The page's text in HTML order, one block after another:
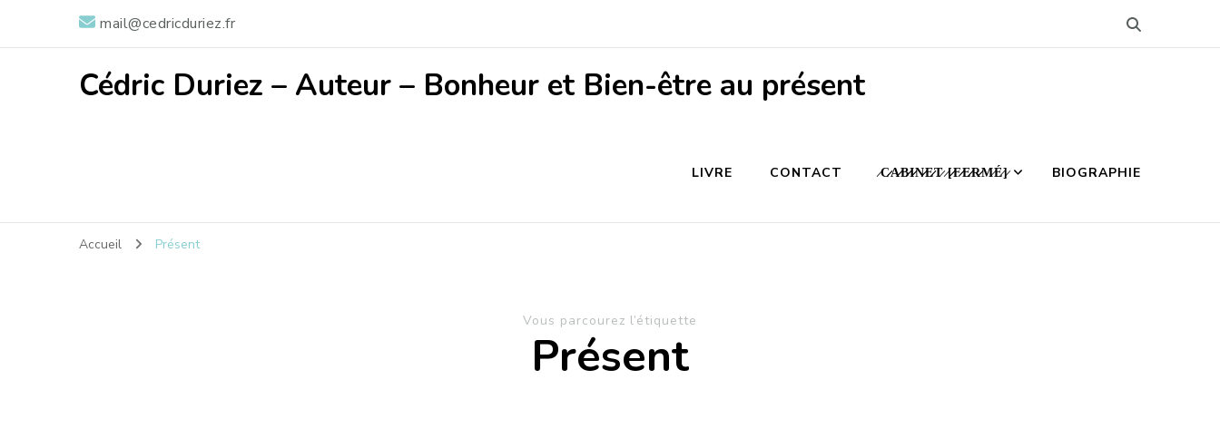
mail@cedricduriez.fr
Cédric Duriez – Auteur – Bonheur et Bien-être au présent
LIVRE CONTACT ̷C̷̷A̷̷B̷̷I̷̷N̷̷E̷̷T̷ ̷[̷̷F̷̷E̷̷R̷̷M̷É̷]̷ BIOGRAPHIE
Accueil Présent
Vous parcourez l’étiquette
Présent